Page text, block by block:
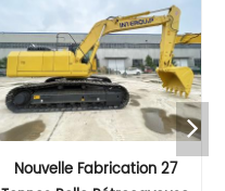
Nouvelle Fabrication 27